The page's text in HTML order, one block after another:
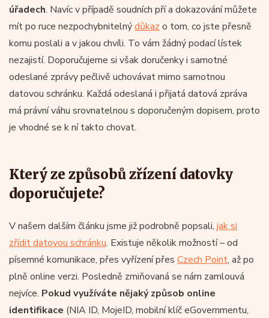
úřadech. Navíc v případě soudních pří a dokazování můžete
mít po ruce nezpochybnitelnýdůkaz o tom, co jste přesně
komu poslali a v jakou chvíli. To vám žádný podací lístek
nezajistí. Doporučujeme si však doručenky i samotné
odeslané zprávy pečlivě uchovávat mimo samotnou
datovou schránku. Každá odeslaná i přijatá datová zpráva
má právní váhu srovnatelnou s doporučeným dopisem, proto
je vhodné se k ní takto chovat.
Který ze způsobů zřízení datovky
doporučujete?
V našem dalším článku jsme již podrobně popsali, jak si
zřídit datovou schránku. Existuje několik možností – od
písemné komunikace, přes vyřízení přes Czech Point, až po
plně online verzi. Posledně zmiňovaná se nám zamlouvá
nejvíce. Pokud využíváte nějaký způsob online
identifikace (NIA ID, MojeID, mobilní klíč eGovernmentu,